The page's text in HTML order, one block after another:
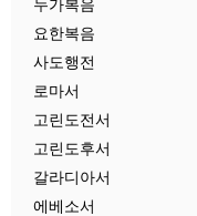
누가복음
요한복음
사도행전
로마서
고린도전서
고린도후서
갈라디아서
에베소서